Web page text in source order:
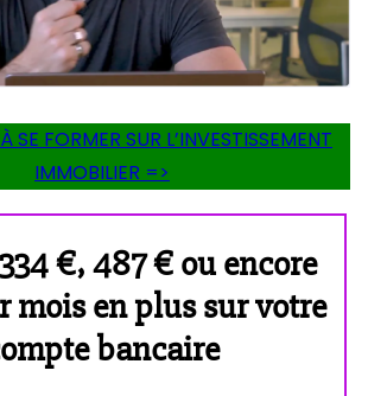
SE FORMER SUR L’INVESTISSEMENT
IMMOBILIER =>